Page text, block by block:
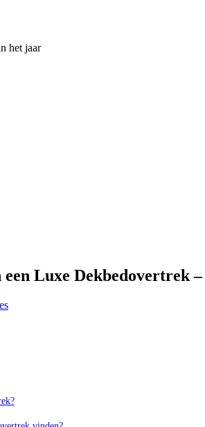
het jaar
Luxe Dekbedovertrek